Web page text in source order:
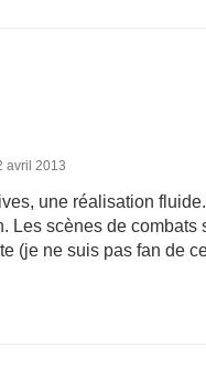
avril 2013
une réalisation
Les scènes de
(je ne suis pas fan de